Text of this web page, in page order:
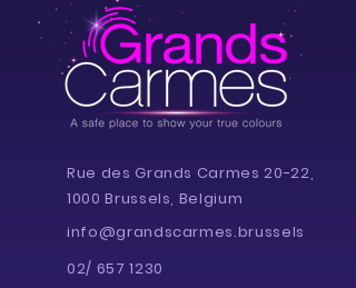
Rue des Grands Carmes 20-22,
1000 Brussels, Belgium
info@grandscarmes.brussels
02/ 657 1230